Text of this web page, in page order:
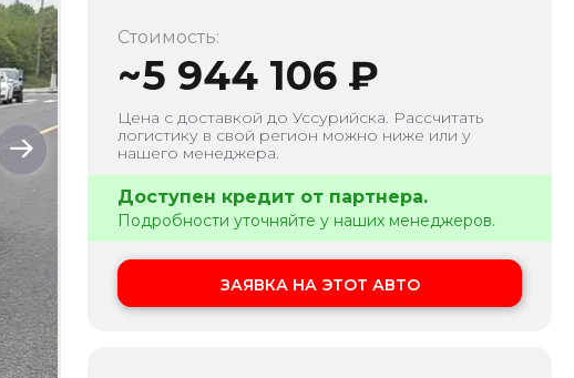
Стоимость:
~5 944 106 ₽
Цена с доставкой до Уссурийска. Рассчитать
логистику в свой регион можно ниже или у
нашего менеджера.
Доступен кредит от партнера.
Подробности уточняйте у наших менеджеров.
ЗАЯВКА НА ЭТОТ АВТО